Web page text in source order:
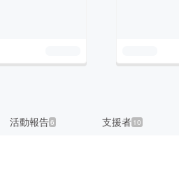
活動報告6 支援者 10